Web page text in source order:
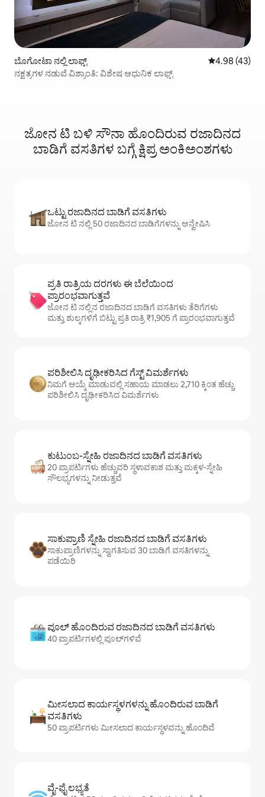
ಬೊಗೋಟಾ ನಲ್ಲಿ ಲಾಫ್ಟ್ 5 ರಲ್ಲಿ 4.98
4.98 (43)
ನಕ್ಷತ್ರಗಳ ನಡುವೆ ವಿಶ್ರಾಂತಿ: ವಿಶೇಷ ಆಧುನಿಕ ಲಾಫ್ಟ್
ಜೋನ ಟಿ ಬಳಿ ಸೌನಾ ಹೊಂದಿರುವ ರಜಾದಿನದ
ಬಾಡಿಗೆ ವಸತಿಗಳ ಬಗ್ಗೆ ಕ್ಷಿಪ್ರ ಅಂಕಿಅಂಶಗಳು
ಒಟ್ಟು ರಜಾದಿನದ ಬಾಡಿಗೆ ವಸತಿಗಳು
ಜೋನ ಟಿ ನಲ್ಲಿ 50 ರಜಾದಿನದ ಬಾಡಿಗೆಗಳನ್ನು ಅನ್ವೇಷಿಸಿ
ಪ್ರತಿ ರಾತ್ರಿಯ ದರಗಳು ಈ ಬೆಲೆಯಿಂದ
ಪ್ರಾರಂಭವಾಗುತ್ತವೆ
ಜೋನ ಟಿ ನಲ್ಲಿನ ರಜಾದಿನದ ಬಾಡಿಗೆ ವಸತಿಗಳು ತೆರಿಗೆಗಳು
ಮತ್ತು ಶುಲ್ಕಗಳಿಗೆ ಬಿಟ್ಟು ಪ್ರತಿ ರಾತ್ರಿ ₹1,905 ಗೆ ಪ್ರಾರಂಭವಾಗುತ್ತವೆ
ಪರಿಶೀಲಿಸಿ ದೃಢೀಕರಿಸಿದ ಗೆಸ್ಟ್ ವಿಮರ್ಶೆಗಳು
ನಿಮಗೆ ಆಯ್ಕೆ ಮಾಡುವಲ್ಲಿ ಸಹಾಯ ಮಾಡಲು 2,710 ಕ್ಕಿಂತ ಹೆಚ್ಚು
ಪರಿಶೀಲಿಸಿ ದೃಢೀಕರಿಸಿದ ವಿಮರ್ಶೆಗಳು
ಕುಟುಂಬ-ಸ್ನೇಹಿ ರಜಾದಿನದ ಬಾಡಿಗೆ ವಸತಿಗಳು
20 ಪ್ರಾಪರ್ಟಿಗಳು ಹೆಚ್ಚುವರಿ ಸ್ಥಳಾವಕಾಶ ಮತ್ತು ಮಕ್ಕಳ-ಸ್ನೇಹಿ
ಸೌಲಭ್ಯಗಳನ್ನು ನೀಡುತ್ತವೆ
ಸಾಕುಪ್ರಾಣಿ ಸ್ನೇಹಿ ರಜಾದಿನದ ಬಾಡಿಗೆ ವಸತಿಗಳು
ಸಾಕುಪ್ರಾಣಿಗಳನ್ನು ಸ್ವಾಗತಿಸುವ 30 ಬಾಡಿಗೆ ವಸತಿಗಳನ್ನು
ಪಡೆಯಿರಿ
ಪೂಲ್ ಹೊಂದಿರುವ ರಜಾದಿನದ ಬಾಡಿಗೆ ವಸತಿಗಳು
40 ಪ್ರಾಪರ್ಟಿಗಳಲ್ಲಿ ಪೂಲ್‌‌‌‌‌‌‌‌‌ಗಳಿವೆ
ಮೀಸಲಾದ ಕಾರ್ಯಸ್ಥಳಗಳನ್ನು ಹೊಂದಿರುವ ಬಾಡಿಗೆ
ವಸತಿಗಳು
50 ಪ್ರಾಪರ್ಟಿಗಳು ಮೀಸಲಾದ ಕಾರ್ಯಸ್ಥಳವನ್ನು ಹೊಂದಿವೆ
ವೈ-ಫೈ ಲಭ್ಯತೆ